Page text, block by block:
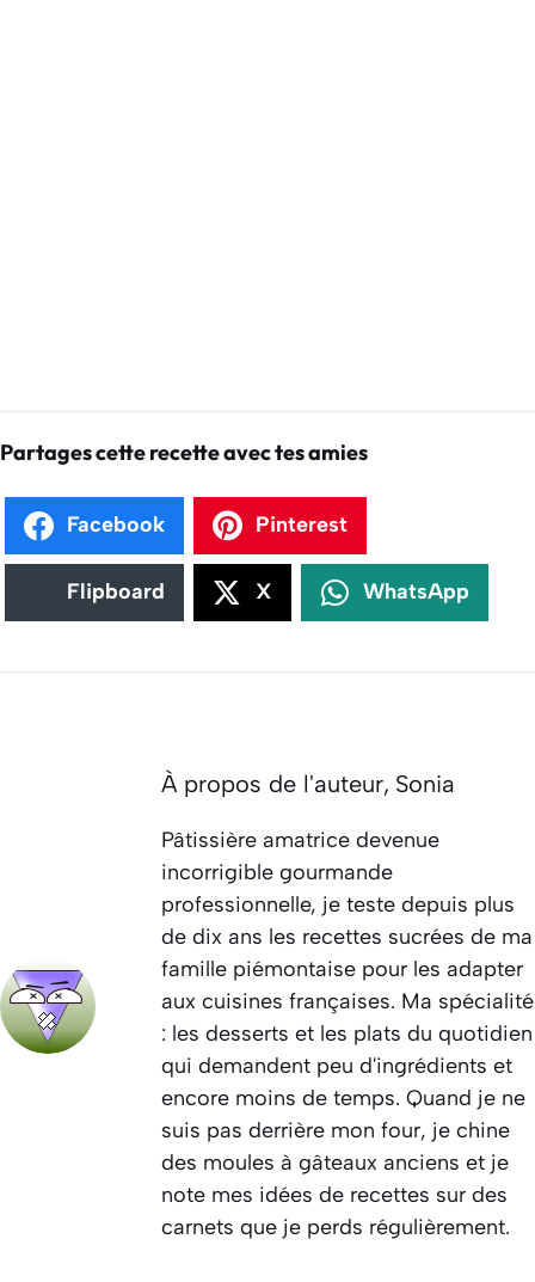
Partages cette recette avec tes amies
Facebook Pinterest
Flipboard X WhatsApp
À propos de l'auteur, Sonia
Pâtissière amatrice devenue
incorrigible gourmande
professionnelle, je teste depuis plus
de dix ans les recettes sucrées de ma
famille piémontaise pour les adapter
aux cuisines françaises. Ma spécialité
: les desserts et les plats du quotidien
qui demandent peu d'ingrédients et
encore moins de temps. Quand je ne
suis pas derrière mon four, je chine
des moules à gâteaux anciens et je
note mes idées de recettes sur des
carnets que je perds régulièrement.